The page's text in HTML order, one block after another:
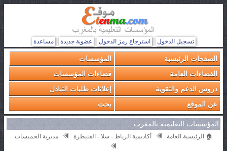
تسجيل الدخول استرجاع رمز الدخول عضوية جديدة مساعدة
الصفحات الرئيسية
المؤسسات
الفضاءات العامة
فضاءات المؤسسات
دروس الدعم والتقوية
إعلانات طلبات التبادل
عن الموقع
بحث
المؤسسات التعليمية بالمغرب
🏠 الرئيسية العامة أكاديمية الرباط - سلا - القنيطرة مديرية الخميسات